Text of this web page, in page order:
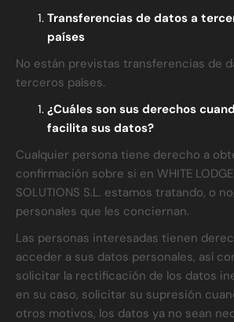
Transferencias de datos a
países
No están previstas transferencias de
terceros países.
¿Cuáles son sus derechos
facilita sus datos?
Cualquier persona tiene derecho a
confirmación sobre si en WHITE LODGE
SOLUTIONS S.L. estamos tratando, o
personales que les conciernan.
Las personas interesadas tienen
acceder a sus datos personales, así
solicitar la rectificación de los datos
en su caso, solicitar su supresión
otros motivos, los datos ya no sean